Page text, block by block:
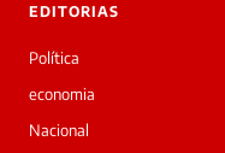
EDITORIAS
Política
economia
Nacional